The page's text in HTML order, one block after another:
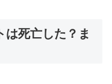
は死亡した？ま